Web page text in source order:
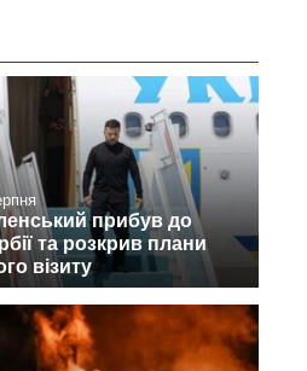
прибув до
та розкрив плани
візиту